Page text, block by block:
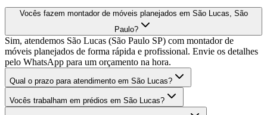
Vocês fazem montador de móveis planejados em São Lucas, São
Paulo?
Sim, atendemos São Lucas (São Paulo SP) com montador de
móveis planejados de forma rápida e profissional. Envie os detalhes
pelo WhatsApp para um orçamento na hora.
Qual o prazo para atendimento em São Lucas?
Vocês trabalham em prédios em São Lucas?